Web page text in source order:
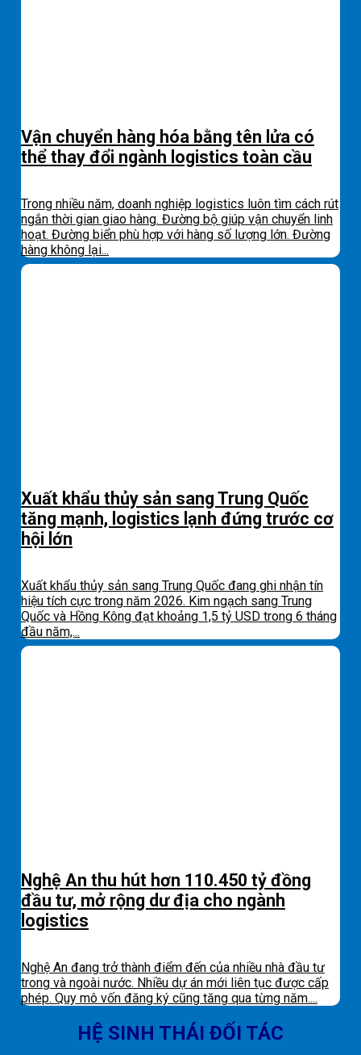
Vận chuyển hàng hóa bằng tên lửa có
thể thay đổi ngành logistics toàn cầu
Trong nhiều năm, doanh nghiệp logistics luôn tìm cách rút
ngắn thời gian giao hàng. Đường bộ giúp vận chuyển linh
hoạt. Đường biển phù hợp với hàng số lượng lớn. Đường
hàng không lại...
Xuất khẩu thủy sản sang Trung Quốc
tăng mạnh, logistics lạnh đứng trước cơ
hội lớn
Xuất khẩu thủy sản sang Trung Quốc đang ghi nhận tín
hiệu tích cực trong năm 2026. Kim ngạch sang Trung
Quốc và Hồng Kông đạt khoảng 1,5 tỷ USD trong 6 tháng
đầu năm,...
Nghệ An thu hút hơn 110.450 tỷ đồng
đầu tư, mở rộng dư địa cho ngành
logistics
Nghệ An đang trở thành điểm đến của nhiều nhà đầu tư
trong và ngoài nước. Nhiều dự án mới liên tục được cấp
phép. Quy mô vốn đăng ký cũng tăng qua từng năm....
HỆ SINH THÁI ĐỐI TÁC